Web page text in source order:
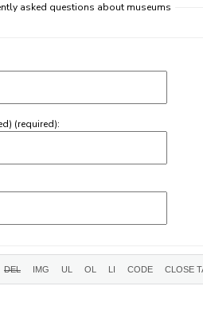
asked questions about museums
(required):